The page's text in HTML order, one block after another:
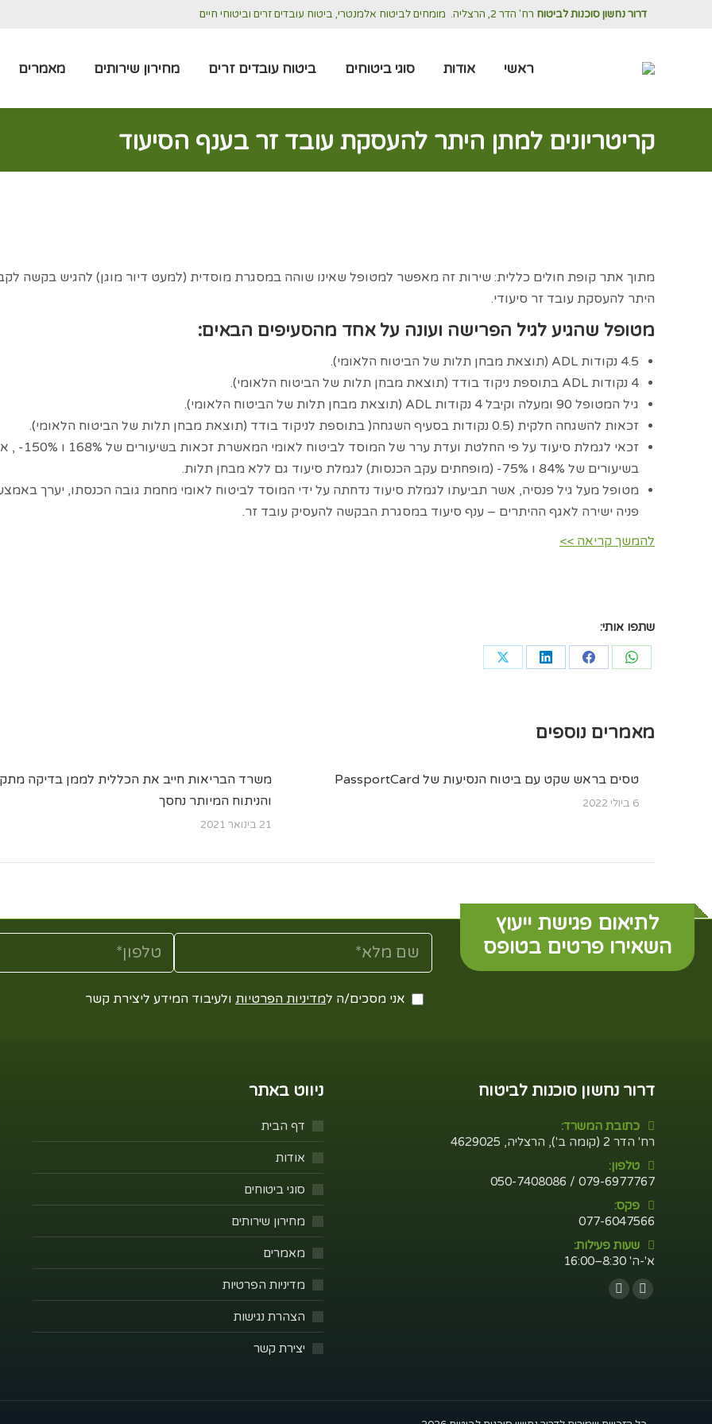
דרור נחשון סוכנות לביטוח רח' הדר 2, הרצליה. מומחים לביטוח אלמנטרי, ביטוח עובדים זרים וביטוחי חיים
ראשי אודות סוגי ביטוחים ביטוח עובדים זרים מחירון שירותים מאמרים
קריטריונים למתן היתר להעסקת עובד זר בענף הסיעוד
מתוך אתר קופת חולים כללית: שירות זה מאפשר למטופל שאינו שוהה במסגרת מוסדית (למעט דיור מוגן) להגיש בקשה
היתר להעסקת עובד זר סיעודי.
מטופל שהגיע לגיל הפרישה ועונה על אחד מהסעיפים הבאים:
4.5 נקודות ADL (תוצאת מבחן תלות של הביטוח הלאומי).
4 נקודות ADL בתוספת ניקוד בודד (תוצאת מבחן תלות של הביטוח הלאומי).
גיל המטופל 90 ומעלה וקיבל 4 נקודות ADL (תוצאת מבחן תלות של הביטוח הלאומי).
זכאות להשגחה חלקית (0.5 נקודות בסעיף השגחה( בתוספת לניקוד בודד (תוצאת מבחן תלות של הביטוח הלאומי).
זכאי לגמלת סיעוד על פי החלטת ועדת ערר של המוסד לביטוח לאומי המאשרת זכאות
בשיעורים של 84% ו 75%- (מופחתים עקב הכנסות) לגמלת סיעוד גם ללא מבחן תלות.
מטופל מעל גיל פנסיה, אשר תביעתו לגמלת סיעוד נדחתה על ידי המוסד לביטוח לאומי מחמת גובה הכנסתו, יערך
פניה ישירה לאגף ההיתרים – ענף סיעוד במסגרת הבקשה להעסיק עובד זר.
להמשך קריאה >>
שתפו אותי:
Share
Share
Share
Share
מאמרים נוספים
טסים בראש שקט עם ביטוח הנסיעות של PassportCard
6 ביולי 2022
משרד הבריאות חייב את הכללית לממן בדיקה
והניתוח המיותר נחסך
21 בינואר 2021
לתיאום פגישת ייעוץ
השאירו פרטים בטופס
אני מסכים/ה למדיניות הפרטיות ולעיבוד המידע ליצירת קשר
דרור נחשון סוכנות לביטוח
כתובת המשרד:
רח' הדר 2 (קומה ב'), הרצליה, 4629025
טלפון:
079-6977767 / 050-7408086
פקס:
077-6047566
שעות פעילות:
א'-ה' 8:30–16:00
Find us on:
Facebook
Whatsapp
ניווט באתר
דף הבית
אודות
סוגי ביטוחים
מחירון שירותים
מאמרים
מדיניות הפרטיות
הצהרת נגישות
יצירת קשר